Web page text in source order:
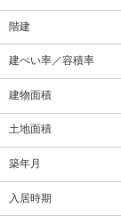
階建
建ぺい率／容積率
建物面積
土地面積
築年月
入居時期